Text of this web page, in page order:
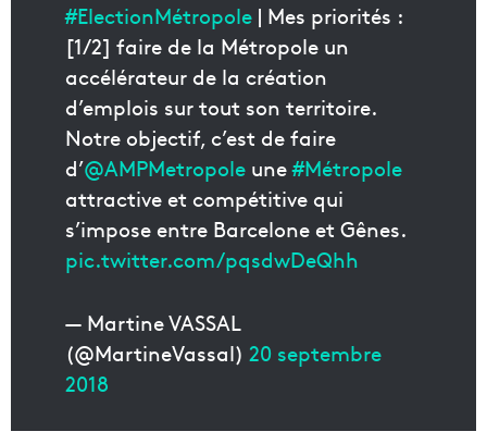
#ElectionMétropole | Mes priorités :
[1/2] faire de la Métropole un
accélérateur de la création
d’emplois sur tout son territoire.
Notre objectif, c’est de faire
d’@AMPMetropole une#Métropole
attractive et compétitive qui
s’impose entre Barcelone et Gênes.
pic.twitter.com/pqsdwDeQhh
— Martine VASSAL
(@MartineVassal) 20 septembre
2018